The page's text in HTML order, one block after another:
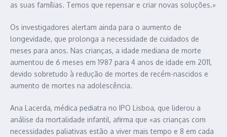
as suas famílias. Temos que repensar e criar novas soluções.»
Os investigadores alertam ainda para o aumento de
longevidade, que prolonga a necessidade de cuidados de
meses para anos. Nas crianças, a idade mediana de morte
aumentou de 6 meses em 1987 para 4 anos de idade em 2011,
devido sobretudo à redução de mortes de recém-nascidos e
aumento de mortes na adolescência.
Ana Lacerda, médica pediatra no IPO Lisboa, que liderou a
análise da mortalidade infantil, afirma que «as crianças com
necessidades paliativas estão a viver mais tempo e 8 em cada